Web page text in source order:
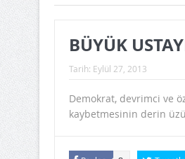
BÜYÜK
Tarih: Eylül 27, 2013
Demokrat, devrimci ve
kaybetmesinin derin